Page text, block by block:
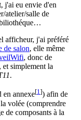
j'ai eu envie d'en
atelier/salle de
biliothéque…
afficheur, j'ai préféré
de salon, elle même
, donc de
et simplement la
.
en annexe[1]) afin de
volée (comprendre
de composants à la